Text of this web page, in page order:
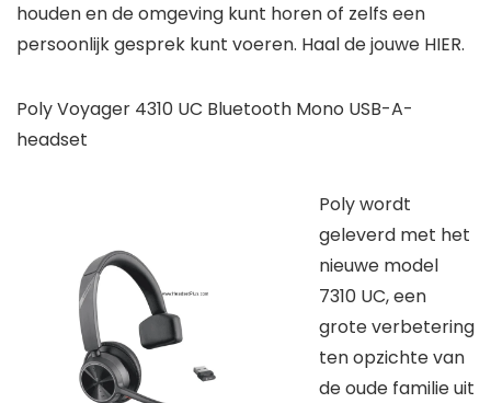
houden en de omgeving kunt horen of zelfs een
persoonlijk gesprek kunt voeren. Haal de jouwe HIER.
Poly Voyager 4310 UC Bluetooth Mono USB-A-
headset
Poly wordt
geleverd met het
nieuwe model
7310 UC, een
grote verbetering
ten opzichte van
de oude familie uit